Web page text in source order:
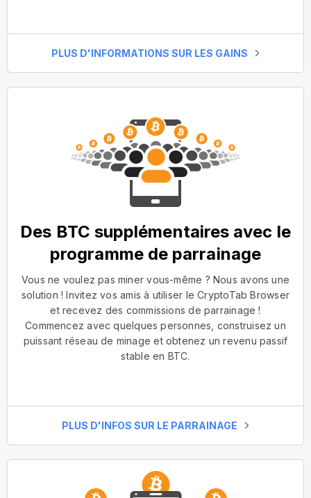
PLUS D'INFORMATIONS SUR LES GAINS
Des BTC supplémentaires avec le
programme de parrainage
Vous ne voulez pas miner vous-même ? Nous avons une
solution ! Invitez vos amis à utiliser le CryptoTab Browser
et recevez des commissions de parrainage !
Commencez avec quelques personnes, construisez un
puissant réseau de minage et obtenez un revenu passif
stable en BTC.
PLUS D'INFOS SUR LE PARRAINAGE